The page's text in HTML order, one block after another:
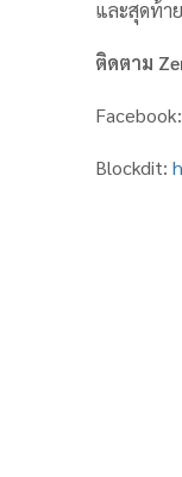
และสุดท้า
ติดตาม
Facebook:
Blockdit: